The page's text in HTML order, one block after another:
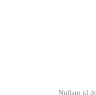
Nullam id